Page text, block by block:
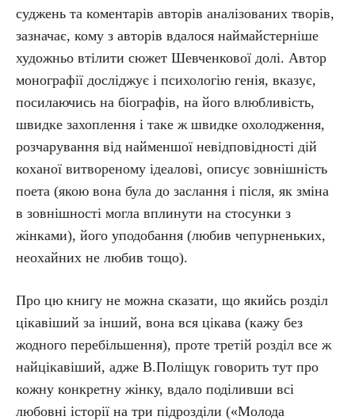
суджень та коментарів авторів аналізованих творів,
зазначає, кому з авторів вдалося наймайстерніше
художньо втілити сюжет Шевченкової долі. Автор
монографії досліджує і психологію генія, вказує,
посилаючись на біографів, на його влюбливість,
швидке захоплення і таке ж швидке охолодження,
розчарування від найменшої невідповідності дій
коханої витвореному ідеалові, описує зовнішність
поета (якою вона була до заслання і після, як зміна
в зовнішності могла вплинути на стосунки з
жінками), його уподобання (любив чепурненьких,
неохайних не любив тощо).
Про цю книгу не можна сказати, що якийсь розділ
цікавіший за інший, вона вся цікава (кажу без
жодного перебільшення), проте третій розділ все ж
найцікавіший, адже В.Поліщук говорить тут про
кожну конкретну жінку, вдало поділивши всі
любовні історії на три підрозділи («Молода